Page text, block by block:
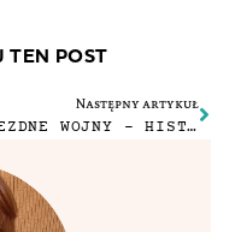
TEN POST
Następny artykuł
GWIEZDNE WOJNY – HISTORIA MOJEJ MIŁOŚCI